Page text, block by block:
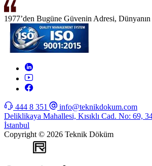
1977’den Bugüne Güvenin Adresi,
444 8 351
info@teknikdokum.com
Deliklikaya Mahallesi, Kısıklı Cad. No: 69,
İstanbul
Copyright © 2026 Teknik Döküm